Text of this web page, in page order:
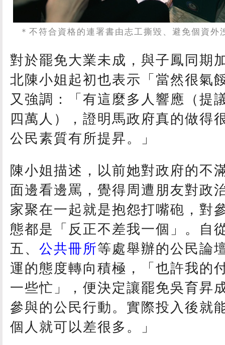
＊不符合資格的連署書由志工撕毀、避免個資外
對於罷免大業未成，與子鳳同期
北陳小姐起初也表示「當然很氣
又強調：「有這麼多人響應（提
四萬人），證明馬政府真的做得
公民素質有所提昇。」
陳小姐描述，以前她對政府的不
面邊看邊罵，覺得周遭朋友對政
家聚在一起就是抱怨打嘴砲，對
態都是「反正不差我一個」。自
五、 公共冊所等處舉辦的公民論
運的態度轉向積極，「也許我的
一些忙」，便決定讓罷免吳育昇
參與的公民行動。實際投入後就
個人就可以差很多。」